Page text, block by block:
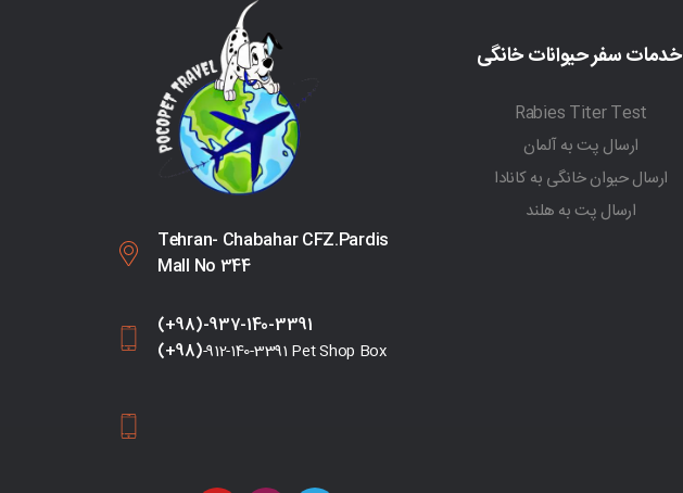
خدمات سفر حیوانات خانگی
Rabies Titer Test
ارسال پت به آلمان
ارسال حیوان خانگی به کانادا
ارسال پت به هلند
Tehran- Chabahar CFZ.Pardis
Mall No 344
(+98)-937-140-3391
(+98)-912-140-3391 Pet Shop Box